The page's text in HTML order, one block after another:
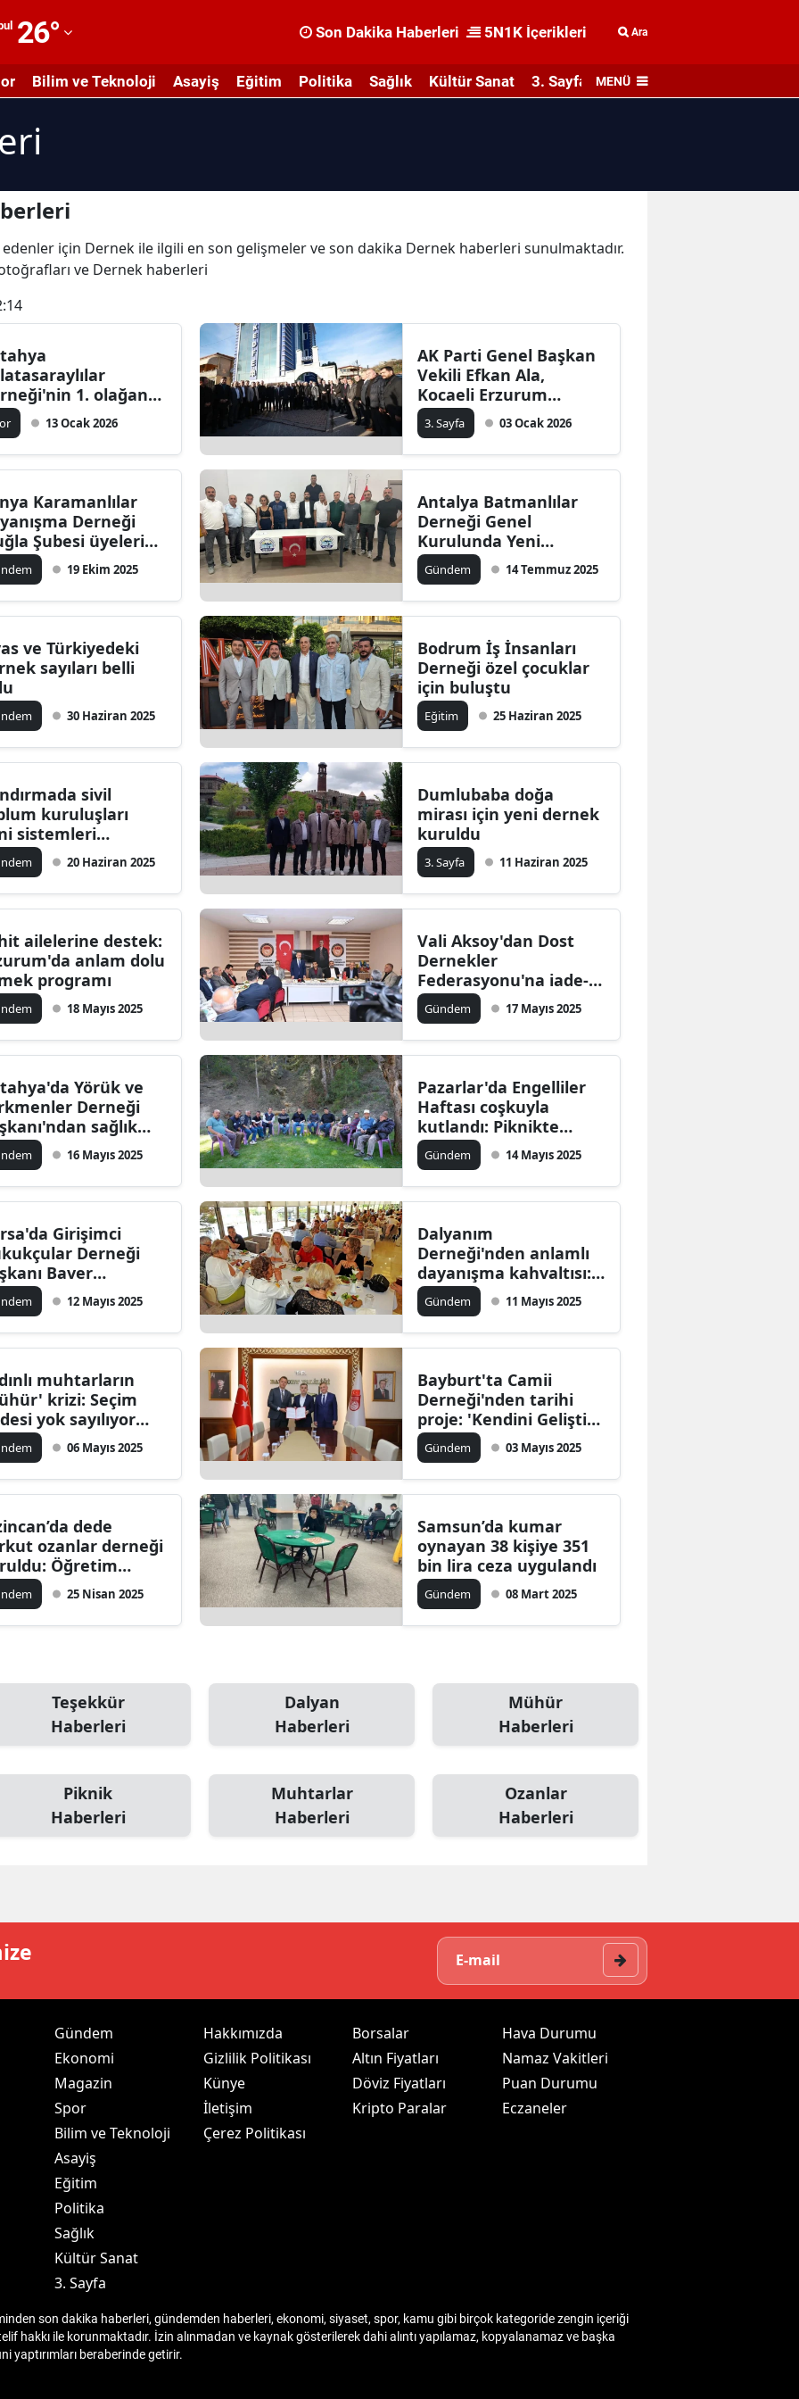
26° Son Dakika Haberleri 5N1K İçerikleri Ara
Bilim ve Teknoloji Asayiş Eğitim Politika Sağlık Kültür Sanat 3. Sayfa MENÜ
için Dernek ile ilgili en son gelişmeler ve son dakika Dernek haberleri sunulmaktadır.
ve Dernek haberleri
1. olağan
kurulu13 Ocak 2026
AK Parti Genel Başkan
Vekili Efkan Ala,
Kocaeli Erzurum
Dernekler
Federasyonu’nu ziyaret
etti
3. Sayfa 03 Ocak 2026
Karamanlılar
Derneği
Şubesi üyeleri
bir araya
19 Ekim 2025
Antalya Batmanlılar
Derneği Genel
Kurulunda Yeni
Yönetim Kurulu
Belirlendi
Gündem 14 Temmuz 2025
ve Türkiyedeki
sayıları belli
30 Haziran 2025
Bodrum İş İnsanları
Derneği özel çocuklar
için buluştu
Eğitim 25 Haziran 2025
sivil
kuruluşları
sistemleri
20 Haziran 2025
Dumlubaba doğa
mirası için yeni dernek
kuruldu
3. Sayfa 11 Haziran 2025
ailelerine destek:
anlam dolu
programı
18 Mayıs 2025
Vali Aksoy'dan Dost
Dernekler
Federasyonu'na iade-i
ziyaret: Birlik ve
beraberlik mesajı
Gündem 17 Mayıs 2025
Yörük ve
Derneği
sağlık
plaket
16 Mayıs 2025
Pazarlar'da Engelliler
Haftası coşkuyla
kutlandı: Piknikte
mutluluk dolu anlar
yaşandı
Gündem 14 Mayıs 2025
Girişimci
Derneği
Baver
silahla
Kazara mı
başka bir
mu?
12 Mayıs 2025
Dalyanım
Derneği'nden anlamlı
dayanışma kahvaltısı:
"Yılın Annesi" Esra
Kuşçu ödülle taçlandı
Gündem 11 Mayıs 2025
muhtarların
krizi: Seçim
yok sayılıyor
06 Mayıs 2025
Bayburt'ta Camii
Derneği'nden tarihi
proje: 'Kendini Geliştir,
Kültürünü Tanı'
destekleniyor
Gündem 03 Mayıs 2025
dede
ozanlar derneği
Öğretim
ve ozanlar
25 Nisan 2025
Samsun’da kumar
oynayan 38 kişiye 351
bin lira ceza uygulandı
Gündem 08 Mart 2025
Teşekkür
Haberleri
Dalyan
Haberleri
Mühür
Haberleri
Piknik
Haberleri
Muhtarlar
Haberleri
Ozanlar
Haberleri
Gündem
Ekonomi
Magazin
Spor
Bilim ve Teknoloji
Asayiş
Eğitim
Politika
Sağlık
Kültür Sanat
3. Sayfa
Hakkımızda
Gizlilik Politikası
Künye
İletişim
Çerez Politikası
Borsalar
Altın Fiyatları
Döviz Fiyatları
Kripto Paralar
Hava Durumu
Namaz Vakitleri
Puan Durumu
Eczaneler
son dakika haberleri, gündemden haberleri, ekonomi, siyaset, spor, kamu gibi birçok kategoride zengin içeriği
hakkı ile korunmaktadır. İzin alınmadan ve kaynak gösterilerek dahi alıntı yapılamaz, kopyalanamaz ve başka
yaptırımları beraberinde getirir.